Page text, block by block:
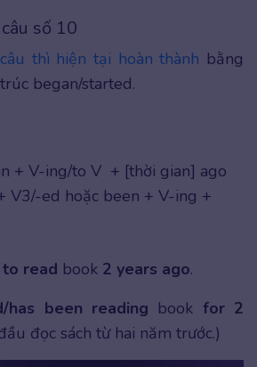
số 10
thì hiện tại hoàn thành bằng
began/started.
+ V-ing/to V + [thời gian] ago
V3/-ed hoặc been + V-ing +
read book 2 years ago.
has been reading book for 2
đọc sách từ hai năm trước.)